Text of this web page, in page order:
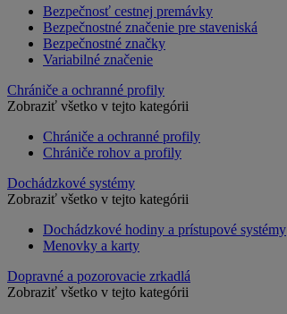
Bezpečnosť cestnej premávky
Bezpečnostné značenie pre staveniská
Bezpečnostné značky
Variabilné značenie
Chrániče a ochranné profily
Zobraziť všetko v tejto kategórii
Chrániče a ochranné profily
Chrániče rohov a profily
Dochádzkové systémy
Zobraziť všetko v tejto kategórii
Dochádzkové hodiny a prístupové systémy
Menovky a karty
Dopravné a pozorovacie zrkadlá
Zobraziť všetko v tejto kategórii